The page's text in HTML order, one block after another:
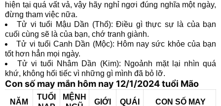
hiện tại quá vất vả, vậy hãy nghỉ ngơi đúng nghĩa một ngày,
đừng tham việc nữa.
Tử vi tuổi Mậu Dần (Thổ): Điều gì thực sự là của bạn
cuối cùng sẽ là của bạn, chớ tranh giành.
Tử vi tuổi Canh Dần (Mộc): Hôm nay sức khỏe của bạn
tốt hơn hẳn mọi ngày.
Tử vi tuổi Nhâm Dần (Kim): Ngoảnh mặt lại nhìn quá
khứ, không hối tiếc vì những gì mình đã bỏ lỡ.
Con số may mắn hôm nay 12/1/2024 tuổi Mão
NĂM
TUỔI
MỆNH
GIỚI QUÁI CON SỐ MAY